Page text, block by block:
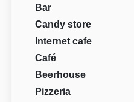
Bar
Candy store
Internet cafe
Café
Beerhouse
Pizzeria